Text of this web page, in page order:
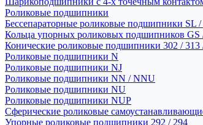
Роликовые подшипники
Бессепараторные роликовые подшипники SL
Кольца упорных роликовых подшипников GS
Конические роликовые подшипники 302 / 313
Роликовые подшипники N
Роликовые подшипники NJ
Роликовые подшипники NN / NNU
Роликовые подшипники NU
Роликовые подшипники NUP
Сферические роликовые
Упорные роликовые подшипники 292 / 294